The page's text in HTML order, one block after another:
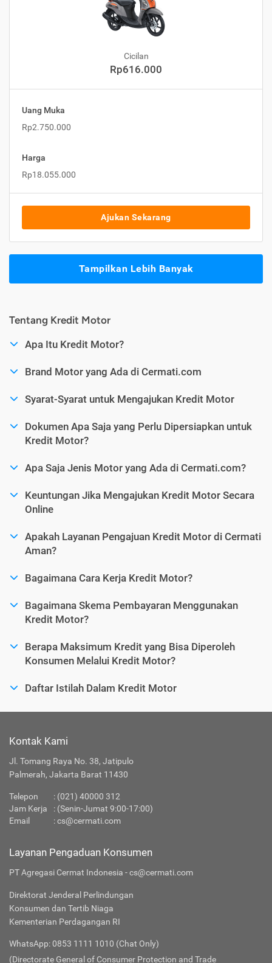
Cicilan
Rp616.000
Uang Muka
Rp2.750.000
Harga
Rp18.055.000
Ajukan Sekarang
Tampilkan Lebih Banyak
Tentang Kredit Motor
Apa Itu Kredit Motor?
Brand Motor yang Ada di Cermati.com
Syarat-Syarat untuk Mengajukan Kredit Motor
Dokumen Apa Saja yang Perlu Dipersiapkan untuk
Kredit Motor?
Apa Saja Jenis Motor yang Ada di Cermati.com?
Keuntungan Jika Mengajukan Kredit Motor Secara
Online
Apakah Layanan Pengajuan Kredit Motor di Cermati
Aman?
Bagaimana Cara Kerja Kredit Motor?
Bagaimana Skema Pembayaran Menggunakan
Kredit Motor?
Berapa Maksimum Kredit yang Bisa Diperoleh
Konsumen Melalui Kredit Motor?
Daftar Istilah Dalam Kredit Motor
Kontak Kami
Jl. Tomang Raya No. 38, Jatipulo
Palmerah, Jakarta Barat 11430
Telepon : (021) 40000 312
Jam Kerja
: (Senin-Jumat 9:00-17:00)
Email
:cs@cermati.com
Layanan Pengaduan Konsumen
PT Agregasi Cermat Indonesia - cs@cermati.com
Direktorat Jenderal Perlindungan
Konsumen dan Tertib Niaga
Kementerian Perdagangan RI
WhatsApp: 0853 1111 1010 (Chat Only)
(Directorate General of Consumer Protection and Trade